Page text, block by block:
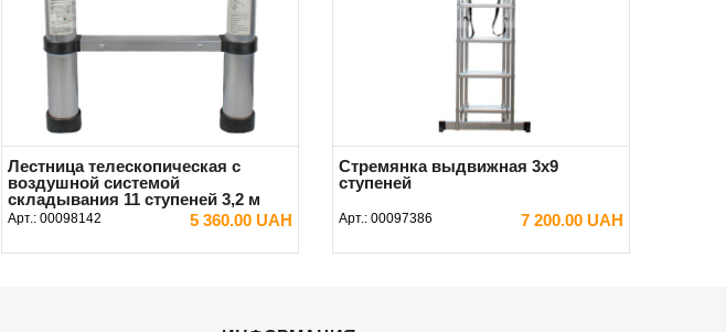
Лестница телескопическая с
воздушной системой
складывания 11 ступеней 3,2 м
Арт.: 00098142 5 360.00 UAH
В КОРЗИНУ
Стремянка выдвижная 3x9
ступеней
Арт.: 00097386 7 200.00 UAH
В КОРЗИНУ